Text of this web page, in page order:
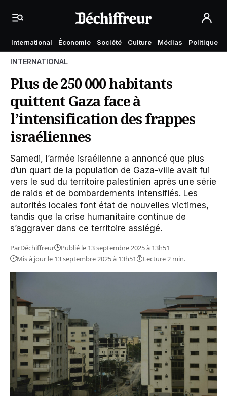
International Économie Société Culture Médias Politique
INTERNATIONAL
Plus de 250 000 habitants
quittent Gaza face à
l’intensification des frappes
israéliennes
Samedi, l’armée israélienne a annoncé que plus
d’un quart de la population de Gaza-ville avait fui
vers le sud du territoire palestinien après une série
de raids et de bombardements intensifiés. Les
autorités locales font état de nouvelles victimes,
tandis que la crise humanitaire continue de
s’aggraver dans ce territoire assiégé.
ParDéchiffreur
Publié le 13 septembre 2025 à 13h51
Mis à jour le 13 septembre 2025 à 13h51
Lecture 2 min.